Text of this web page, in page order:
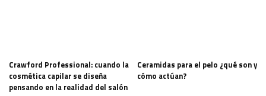
Crawford Professional: cuando la
cosmética capilar se diseña
pensando en la realidad del salón
Ceramidas para el pelo ¿qué son y
cómo actúan?